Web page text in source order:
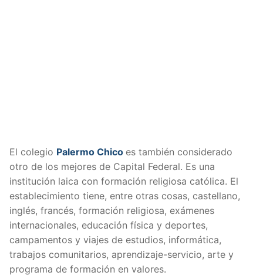
El colegio Palermo Chico es también considerado
otro de los mejores de Capital Federal. Es una
institución laica con formación religiosa católica. El
establecimiento tiene, entre otras cosas, castellano,
inglés, francés, formación religiosa, exámenes
internacionales, educación física y deportes,
campamentos y viajes de estudios, informática,
trabajos comunitarios, aprendizaje-servicio, arte y
programa de formación en valores.